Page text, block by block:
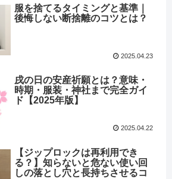
服を捨てるタイミングと基準｜
後悔しない断捨離のコツとは？
2025.04.23
戌の日の安産祈願とは？意味・
時期・服装・神社まで完全ガイ
ド【2025年版】
2025.04.22
【ジップロックは再利用でき
る？】知らないと危ない使い回
しの落とし穴と長持ちさせるコ